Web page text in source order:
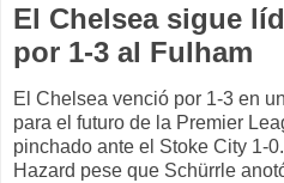
El Chelsea sigue
por 1-3 al Fulham
El Chelsea venció por 1-3 en
para el futuro de la Premier
pinchado ante el Stoke City 1-
Hazard pese que Schürrle